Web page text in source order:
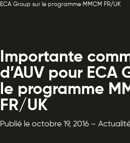
ECA Group sur le programme MMCM FR/UK
Importante
d’AUV pour ECA
le programme
FR/UK
Publié le octobre 19, 2016 –